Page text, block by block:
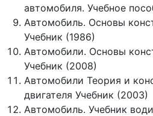
автомобиля. Учебное
Автомобиль. Основы
Учебник (1986)
Автомобили. Основы
Учебник (2008)
Автомобили Теория и
двигателя Учебник (2003)
Автомобиль. Учебник